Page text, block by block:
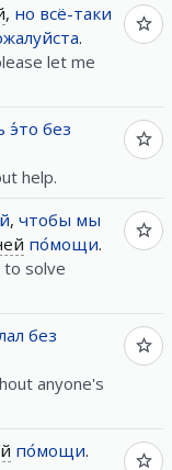
, но всё-таки
.
let me
э́то без
help.
, чтобы мы
по́мощи.
solve
без
anyone's
по́мощи.